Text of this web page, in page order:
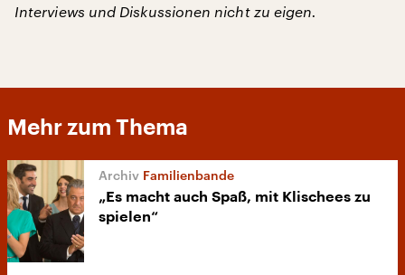
Interviews und Diskussionen nicht zu eigen.
Mehr zum Thema
Familienbande
„Es macht auch Spaß, mit Klischees zu
spielen“